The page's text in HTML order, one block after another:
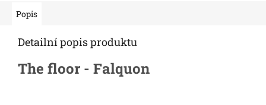
Popis
Detailní popis produktu
The floor - Falquon